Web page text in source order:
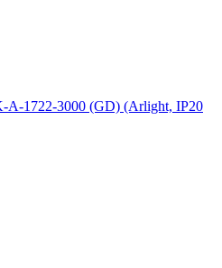
1722-3000 (GD) (Arlight, IP20